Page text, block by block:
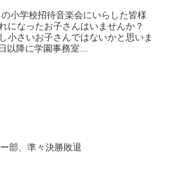
小学校招待音楽会にいらした皆様
になったお子さんはいませんか？
小さいお子さんではないかと思いま
以降に学園事務室...
部、準々決勝敗退